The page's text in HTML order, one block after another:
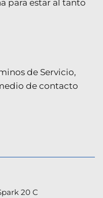
para estar al tanto
de Servicio,
de contacto
20 C